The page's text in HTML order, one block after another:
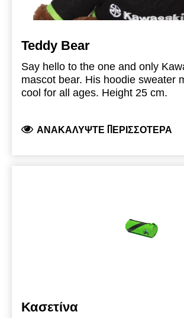
Teddy Bear
Say hello to the one and only
mascot bear. His hoodie sweater
cool for all ages. Height 25 cm.
ΑΝΑΚΑΛΎΨΤΕ ΠΕΡΙΣΣΌΤΕΡΑ
Κασετίνα